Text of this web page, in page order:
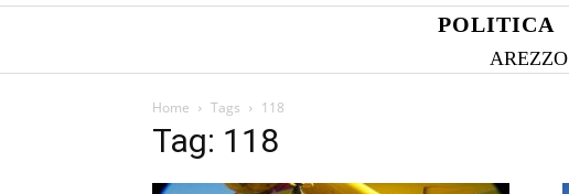
POLITICA
AREZZO
Home Tags 118
Tag: 118